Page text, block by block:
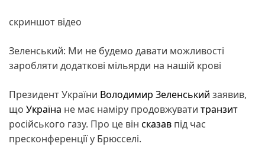
скриншот відео
Зеленський: Ми не будемо давати можливості
заробляти додаткові мільярди на нашій крові
Президент України Володимир Зеленський заявив,
що Україна не має наміру продовжувати транзит
російського газу. Про це він сказав під час
пресконференції у Брюсселі.